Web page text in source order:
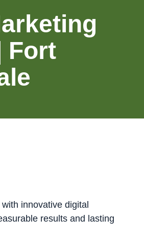
Fort
innovative digital
results and lasting